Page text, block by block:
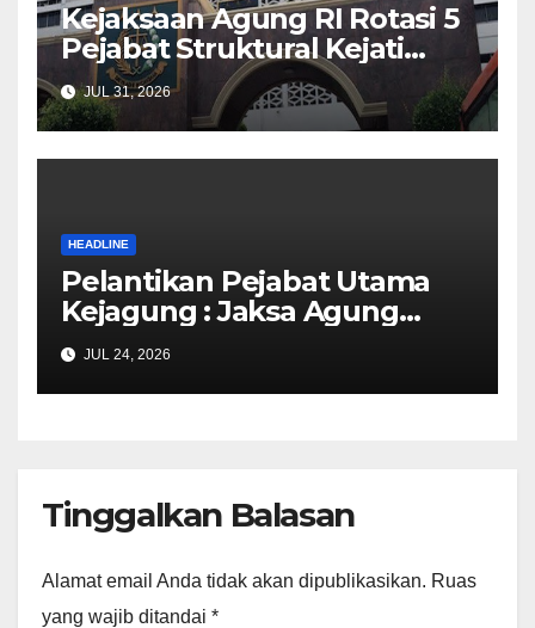
Kejaksaan Agung RI Rotasi 5
Pejabat Struktural Kejati
Kalsel dan 4 Kejari di
Wilayahnya
JUL 31, 2026
HEADLINE
Pelantikan Pejabat Utama
Kejagung : Jaksa Agung
Meminta Jampidsus Segera
Melakukan Konsolidasi
Internal, Mengembalikan
JUL 24, 2026
Tinggalkan Balasan
Alamat email Anda tidak akan dipublikasikan. Ruas
yang wajib ditandai *